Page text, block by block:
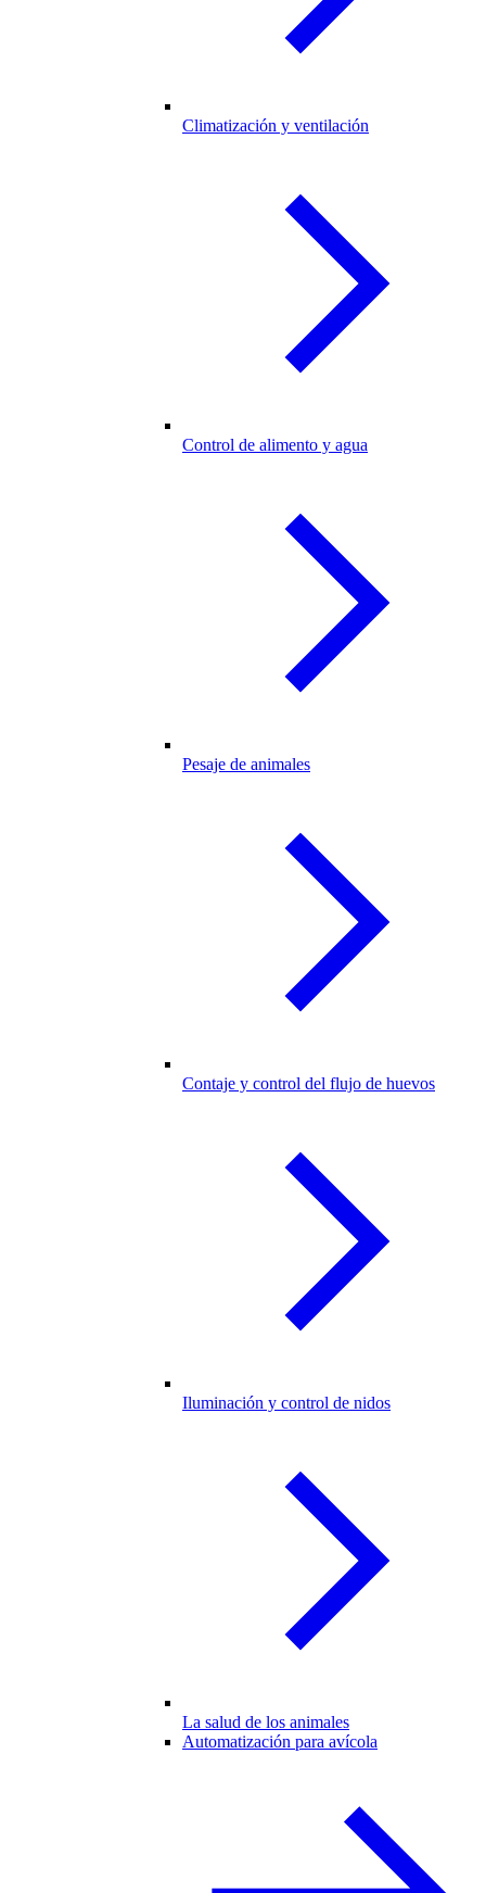
Climatización y ventilación
Control de alimento y agua
Pesaje de animales
Contaje y control del flujo de huevos
Iluminación y control de nidos
La salud de los animales
Automatización para avícola